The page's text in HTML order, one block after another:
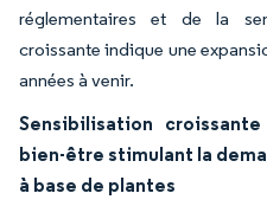
réglementaires et de la
croissante indique une
années à venir.
Sensibilisation
bien-être stimulant la
à base de plantes